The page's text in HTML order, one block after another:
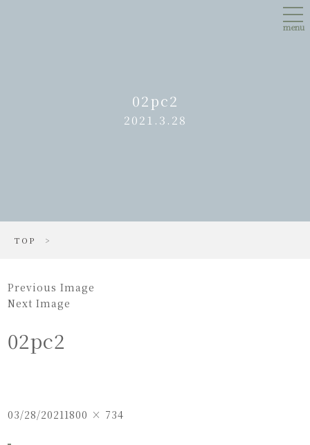
menu
02pc2
2021.3.28
TOP >
Previous Image
Next Image
02pc2
Posted
03/28/2021 Full
1800 × 734